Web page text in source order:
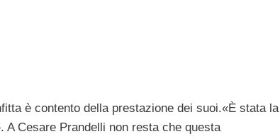
è contento della prestazione dei suoi.«È stata la
Cesare Prandelli non resta che questa